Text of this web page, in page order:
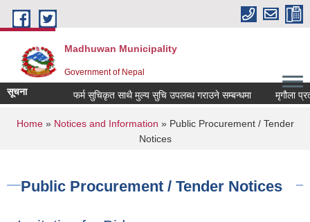
Skip to main content
Madhuwan Municipality
Government of Nepal
सूचना फर्म सुचिकृत साथै मुल्य सुचि उपलब्ध गराउने सम्बन्धमा मृगौला
You are here
Home» Notices and Information » Public Procurement / Tender
Notices
Public Procurement / Tender Notices